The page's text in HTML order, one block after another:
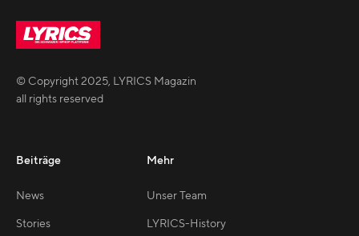
© Copyright2025, LYRICS Magazin
all rights reserved
Beiträge
News
Stories
Mehr
Unser Team
LYRICS-History